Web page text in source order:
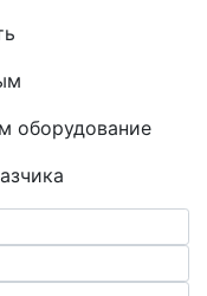
оборудование